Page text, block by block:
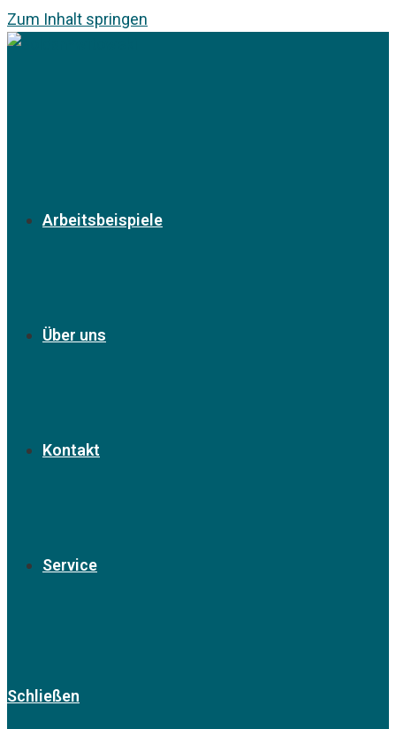
Zum Inhalt springen
Arbeitsbeispiele
Über uns
Kontakt
Service
Schließen